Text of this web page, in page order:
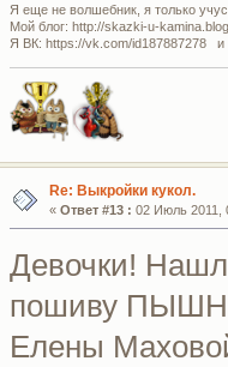
Я еще не волшебник, я только
Мой блог: http://skazki-u-
Я ВК: https://vk.com/id187887278 и
Re: Выкройки кукол.
« Ответ #13 : 02 Июль 2011,
Девочки!
пошиву
Елены